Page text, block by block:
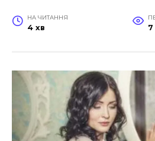
НА ЧИТАННЯ
4 хв 7